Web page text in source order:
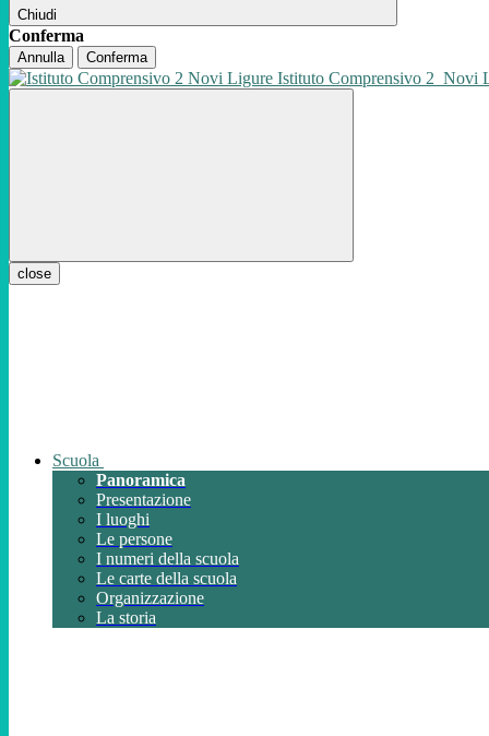
Chiudi
Conferma
Annulla Conferma
Istituto Comprensivo 2 Novi
close
Scuola
Panoramica
Presentazione
I luoghi
Le persone
I numeri della scuola
Le carte della scuola
Organizzazione
La storia